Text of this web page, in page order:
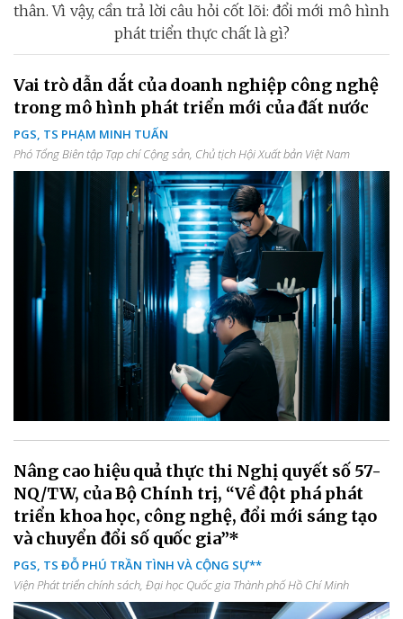
thân. Vì vậy, cần trả lời câu hỏi cốt lõi: đổi mới mô hình
phát triển thực chất là gì?
Vai trò dẫn dắt của doanh nghiệp công nghệ
trong mô hình phát triển mới của đất nước
PGS, TS PHẠM MINH TUẤN
Phó Tổng Biên tập Tạp chí Cộng sản, Chủ tịch Hội Xuất bản Việt Nam
Nâng cao hiệu quả thực thi Nghị quyết số 57-
NQ/TW, của Bộ Chính trị, “Về đột phá phát
triển khoa học, công nghệ, đổi mới sáng tạo
và chuyển đổi số quốc gia”*
PGS, TS ĐỖ PHÚ TRẦN TÌNH VÀ CỘNG SỰ**
Viện Phát triển chính sách, Đại học Quốc gia Thành phố Hồ Chí Minh